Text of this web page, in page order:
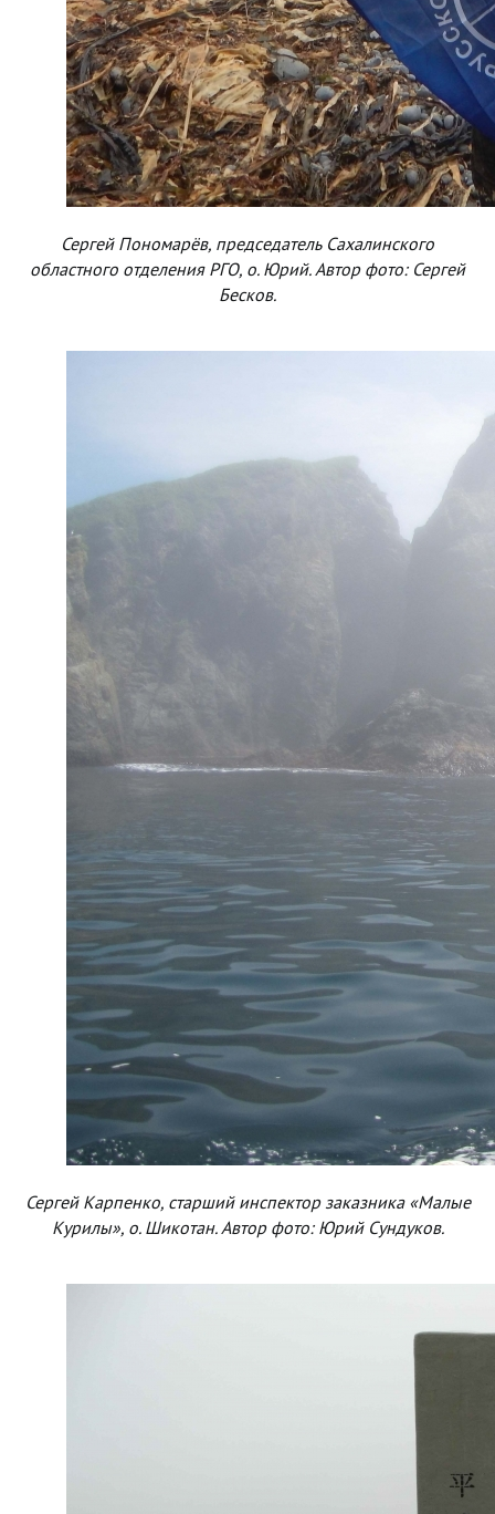
Сергей Пономарёв, председатель Сахалинского
областного отделения РГО, о. Юрий. Автор фото: Сергей
Бесков.
Сергей Карпенко, старший инспектор заказника «Малые
Курилы», о. Шикотан. Автор фото: Юрий Сундуков.